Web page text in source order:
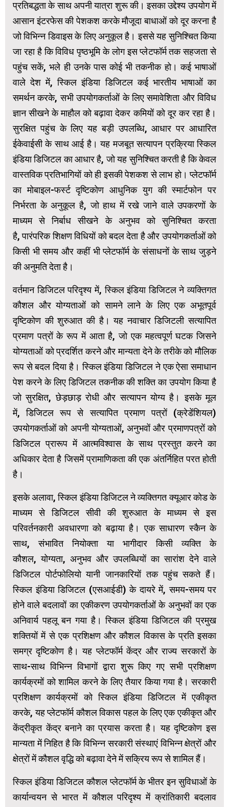
प्रतिबद्धता के साथ अपनी यात्रा शुरू की। इसका उद्देश्य उपयोग में
आसान इंटरफेस की पेशकश करके मौजूदा बाधाओं को दूर करना है
जो विभिन्न डिवाइस के लिए अनुकूल है। इससे यह सुनिश्चित किया
जा रहा है कि विविध पृष्ठभूमि के लोग इस प्लेटफॉर्म तक सहजता से
पहुंच सकें, भले ही उनके पास कोई भी तकनीक हो। कई भाषाओं
वाले देश में, स्किल इंडिया डिजिटल कई भारतीय भाषाओं का
समर्थन करके, सभी उपयोगकर्ताओं के लिए समावेशिता और विविध
ज्ञान सीखने के माहौल को बढ़ावा देकर कमियों को दूर कर रहा है।
सुरक्षित पहुंच के लिए यह बड़ी उपलब्धि, आधार पर आधारित
ईकेवाईसी के साथ आई है। यह मजबूत सत्यापन प्रक्रिया स्किल
इंडिया डिजिटल का आधार है, जो यह सुनिश्चित करती है कि केवल
वास्तविक प्रतिभागियों को ही इसकी पेशकश से लाभ हो। प्लेटफॉर्म
का मोबाइल-फर्स्ट दृष्टिकोण आधुनिक युग की स्मार्टफोन पर
निर्भरता के अनुकूल है, जो हाथ में रखे जाने वाले उपकरणों के
माध्यम से निर्बाध सीखने के अनुभव को सुनिश्चित करता
है, पारंपरिक शिक्षण विधियों को बदल देता है और उपयोगकर्ताओं को
किसी भी समय और कहीं भी प्लेटफॉर्म के संसाधनों के साथ जुड़ने
की अनुमति देता है।
वर्तमान डिजिटल परिदृश्य में, स्किल इंडिया डिजिटल ने व्यक्तिगत
कौशल और योग्यताओं को सामने लाने के लिए एक अभूतपूर्व
दृष्टिकोण की शुरुआत की है। यह नवाचार डिजिटली सत्यापित
प्रमाण पत्रों के रूप में आता है, जो एक महत्वपूर्ण घटक जिसने
योग्यताओं को प्रदर्शित करने और मान्यता देने के तरीके को मौलिक
रूप से बदल दिया है। स्किल इंडिया डिजिटल ने एक ऐसा समाधान
पेश करने के लिए डिजिटल तकनीक की शक्ति का उपयोग किया है
जो सुरक्षित, छेड़छाड़ रोधी और सत्यापन योग्य है। इसके मूल
में, डिजिटल रूप से सत्यापित प्रमाण पत्रों (क्रेडेंशियल)
उपयोगकर्ताओं को अपनी योग्यताओं, अनुभवों और प्रमाणपत्रों को
डिजिटल प्रारूप में आत्मविश्वास के साथ प्रस्तुत करने का
अधिकार देता है जिसमें प्रामाणिकता की एक अंतर्निहित परत होती
है।
इसके अलावा, स्किल इंडिया डिजिटल ने व्यक्तिगत क्यूआर कोड के
माध्यम से डिजिटल सीवी की शुरुआत के माध्यम से इस
परिवर्तनकारी अवधारणा को बढ़ाया है। एक साधारण स्कैन के
साथ, संभावित नियोक्ता या भागीदार किसी व्यक्ति के
कौशल, योग्यता, अनुभव और उपलब्धियों का सारांश देने वाले
डिजिटल पोर्टफोलियो यानी जानकारियों तक पहुंच सकते हैं।
स्किल इंडिया डिजिटल (एसआईडी) के दायरे में, समय-समय पर
होने वाले बदलावों का एकीकरण उपयोगकर्ताओं के अनुभवों का एक
अनिवार्य पहलू बन गया है। स्किल इंडिया डिजिटल की प्रमुख
शक्तियों में से एक प्रशिक्षण और कौशल विकास के प्रति इसका
समग्र दृष्टिकोण है। यह प्लेटफॉर्म केंद्र और राज्य सरकारों के
साथ-साथ विभिन्न विभागों द्वारा शुरू किए गए सभी प्रशिक्षण
कार्यक्रमों को शामिल करने के लिए तैयार किया गया है। सरकारी
प्रशिक्षण कार्यक्रमों को स्किल इंडिया डिजिटल में एकीकृत
करके, यह प्लेटफॉर्म कौशल विकास पहल के लिए एक एकीकृत और
केंद्रीकृत केंद्र बनाने का प्रयास करता है। यह दृष्टिकोण इस
मान्यता में निहित है कि विभिन्न सरकारी संस्थाएं विभिन्न क्षेत्रों और
क्षेत्रों में कौशल वृद्धि को बढ़ावा देने में सक्रिय रूप से शामिल हैं।
स्किल इंडिया डिजिटल कौशल प्लेटफॉर्म के भीतर इन सुविधाओं के
कार्यान्वयन से भारत में कौशल परिदृश्य में क्रांतिकारी बदलाव